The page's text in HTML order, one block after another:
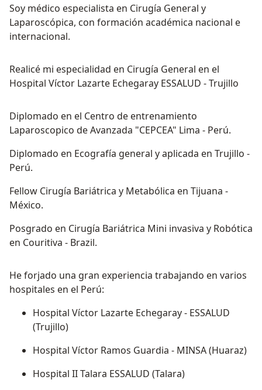
Soy médico especialista en Cirugía General y
Laparoscópica, con formación académica nacional e
internacional.
Realicé mi especialidad en Cirugía General en el
Hospital Víctor Lazarte Echegaray ESSALUD - Trujillo
Diplomado en el Centro de entrenamiento
Laparoscopico de Avanzada "CEPCEA" Lima - Perú.
Diplomado en Ecografía general y aplicada en Trujillo -
Perú.
Fellow Cirugía Bariátrica y Metabólica en Tijuana -
México.
Posgrado en Cirugía Bariátrica Mini invasiva y Robótica
en Couritiva - Brazil.
He forjado una gran experiencia trabajando en varios
hospitales en el Perú:
Hospital Víctor Lazarte Echegaray - ESSALUD
(Trujillo)
Hospital Víctor Ramos Guardia - MINSA (Huaraz)
Hospital II Talara ESSALUD (Talara)